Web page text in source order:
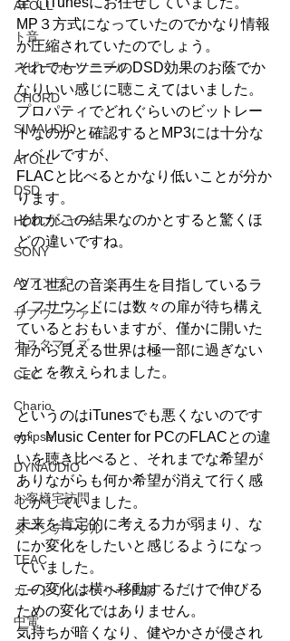
ATOLL
ト音
スピーカーケーブル
CHORD
SIMAUDIO
ATOLL
DSD
HDDプレヤー
SONY
AVアンプ
サブウーファー
カスタマイズ
CEC
Chario
eclipse
DYNAUDIO
お客様宅訪問
ターンテーブル
TEAC
カートリッジ・リード線
中電
MP３方式になっていたのでかなり情報
が圧縮されていたのでしょう。
それでもソニーのDSD効果のお蔭でか
なりいい感じに聴こえてはいました。
プロパティでどれぐらいのビットレー
トなのかと確認するとMP3には十分な
レベルですが、
FLACと比べるとかなり低いことが分か
ります。
それがこの結果なのかとすると驚くほ
どの違いですね。
２１世紀の音楽再生を目指しているラ
イフサウンドには数々の扉が待ち構え
ているとおもいますが、僅かに開いた
扉から見える世界は極一部に過ぎない
ことを教えられました。
というのはiTunesでも悪くないのです
が、Music Center for PCのFLACとの違
いを聴き比べると、それまでな希望が
ありながらも何か希望が消えて行く感
じがしていました。
未来を肯定的に考える力が弱まり、な
にか変化をしたいと感じるようになっ
ていました。
この変化は横へ移動するだけで伸びる
ための変化ではありません。
気持ちが暗くなり、健やかさが侵され